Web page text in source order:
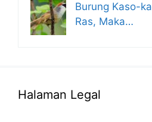
Burung Kaso-
Ras, Maka…
Halaman Legal